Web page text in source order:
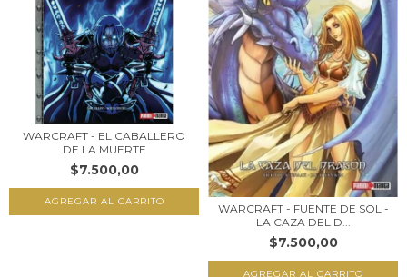
WARCRAFT - EL CABALLERO
DE LA MUERTE
$7.500,00
WARCRAFT - FUENTE DE SOL -
LA CAZA DEL D...
$7.500,00